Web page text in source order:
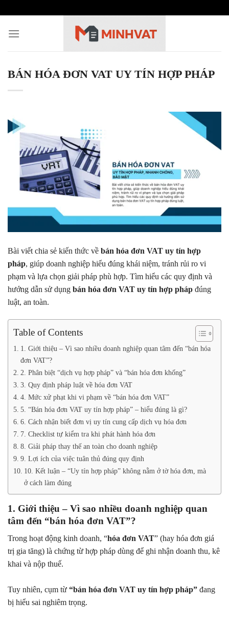
content
BÁN HÓA ĐƠN VAT UY TÍN HỢP PHÁP
Bài viết chia sẻ kiến thức về bán hóa đơn VAT uy tín hợp
pháp, giúp doanh nghiệp hiểu đúng khái niệm, tránh rủi ro vi
phạm và lựa chọn giải pháp phù hợp. Tìm hiểu các quy định và
hướng dẫn sử dụng bán hóa đơn VAT uy tín hợp pháp đúng
luật, an toàn.
Table of Contents
1. Giới thiệu – Vì sao nhiều doanh nghiệp quan tâm đến “bán hóa
đơn VAT”?
2. Phân biệt “dịch vụ hợp pháp” và “bán hóa đơn khống”
3. Quy định pháp luật về hóa đơn VAT
4. Mức xử phạt khi vi phạm về “bán hóa đơn VAT”
5. “Bán hóa đơn VAT uy tín hợp pháp” – hiểu đúng là gì?
6. Cách nhận biết đơn vị uy tín cung cấp dịch vụ hóa đơn
7. Checklist tự kiểm tra khi phát hành hóa đơn
8. Giải pháp thay thế an toàn cho doanh nghiệp
9. Lợi ích của việc tuân thủ đúng quy định
10. Kết luận – “Uy tín hợp pháp” không nằm ở tờ hóa đơn, mà
ở cách làm đúng
1. Giới thiệu – Vì sao nhiều doanh nghiệp quan
tâm đến “bán hóa đơn VAT”?
Trong hoạt động kinh doanh, “hóa đơn VAT” (hay hóa đơn giá
trị gia tăng) là chứng từ hợp pháp dùng để ghi nhận doanh thu, kê
khai và nộp thuế.
Tuy nhiên, cụm từ “bán hóa đơn VAT uy tín hợp pháp” đang
bị hiểu sai nghiêm trọng.